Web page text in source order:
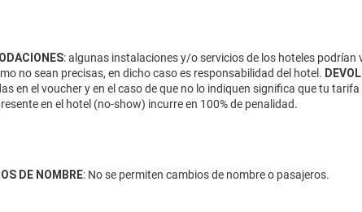
: algunas instalaciones y/o servicios de los hoteles
no sean precisas, en dicho caso es responsabilidad del hotel.
en el voucher y en el caso de que no lo indiquen significa que tu
en el hotel (no-show) incurre en 100% de penalidad.
DE NOMBRE: No se permiten cambios de nombre o pasajeros.